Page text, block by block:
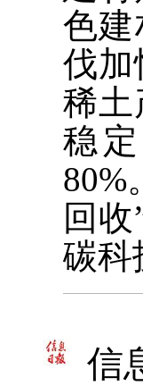
色建
伐加
稀土
稳
80%
回
碳科
信